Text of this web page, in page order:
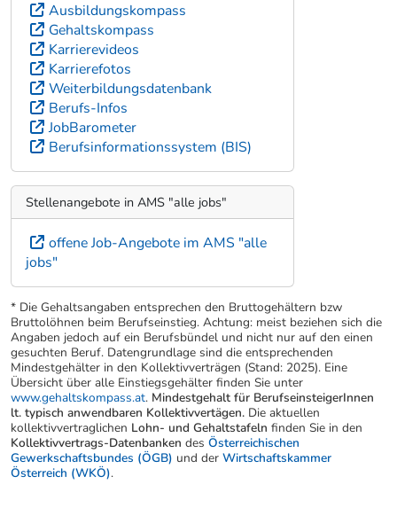
Ausbildungskompass
Gehaltskompass
Karrierevideos
Karrierefotos
Weiterbildungsdatenbank
Berufs-Infos
JobBarometer
Berufsinformationssystem (BIS)
Stellenangebote in AMS "alle jobs"
offene Job-Angebote im AMS "alle
jobs"
* Die Gehaltsangaben entsprechen den Bruttogehältern bzw
Bruttolöhnen beim Berufseinstieg. Achtung: meist beziehen sich die
Angaben jedoch auf ein Berufsbündel und nicht nur auf den einen
gesuchten Beruf. Datengrundlage sind die entsprechenden
Mindestgehälter in den Kollektivverträgen (Stand: 2025). Eine
Übersicht über alle Einstiegsgehälter finden Sie unter
www.gehaltskompass.at. Mindestgehalt für BerufseinsteigerInnen
lt. typisch anwendbaren Kollektivvertägen. Die aktuellen
kollektivvertraglichen Lohn- und Gehaltstafeln finden Sie in den
Kollektivvertrags-Datenbanken des Österreichischen
Gewerkschaftsbundes (ÖGB) und der Wirtschaftskammer
Österreich (WKÖ).